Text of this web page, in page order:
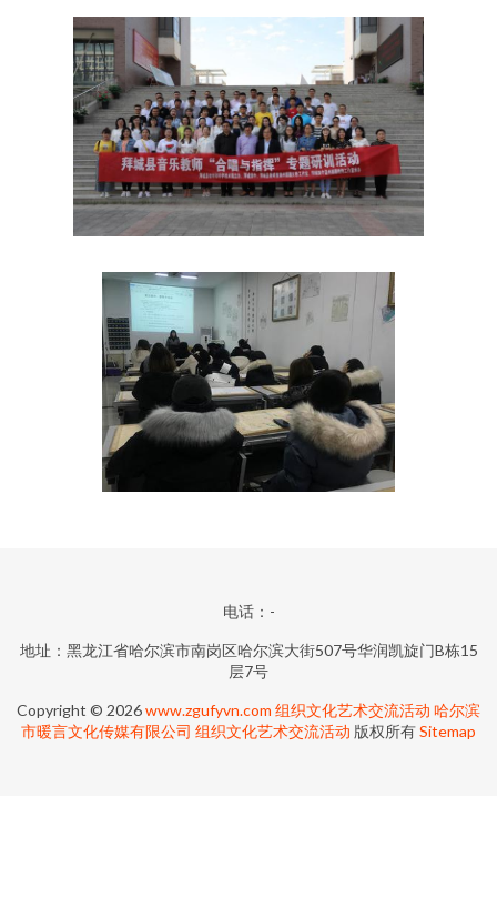
电话：-
地址：黑龙江省哈尔滨市南岗区哈尔滨大街507号华润凯旋门B栋15
层7号
Copyright © 2026www.zgufyvn.com 组织文化艺术交流活动 哈尔滨
市暖言文化传媒有限公司 组织文化艺术交流活动 版权所有Sitemap